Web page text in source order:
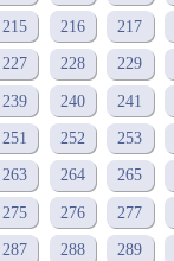
215 216 217
227 228 229
239 240 241
251 252 253
263 264 265
275 276 277
287 288 289